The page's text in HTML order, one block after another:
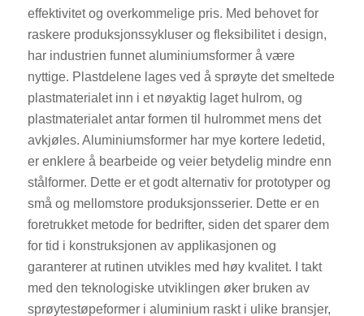
effektivitet og overkommelige pris. Med behovet for
raskere produksjonssykluser og fleksibilitet i design,
har industrien funnet aluminiumsformer å være
nyttige. Plastdelene lages ved å sprøyte det smeltede
plastmaterialet inn i et nøyaktig laget hulrom, og
plastmaterialet antar formen til hulrommet mens det
avkjøles. Aluminiumsformer har mye kortere ledetid,
er enklere å bearbeide og veier betydelig mindre enn
stålformer. Dette er et godt alternativ for prototyper og
små og mellomstore produksjonsserier. Dette er en
foretrukket metode for bedrifter, siden det sparer dem
for tid i konstruksjonen av applikasjonen og
garanterer at rutinen utvikles med høy kvalitet. I takt
med den teknologiske utviklingen øker bruken av
sprøytestøpeformer i aluminium raskt i ulike bransjer,